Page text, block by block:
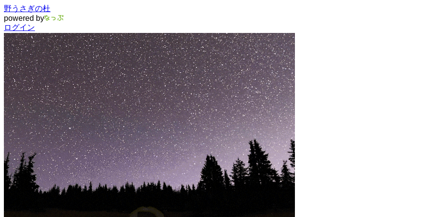
野うさぎの杜
powered by
ログイン